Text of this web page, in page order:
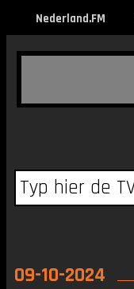
Nederland.FM
09-10-2024